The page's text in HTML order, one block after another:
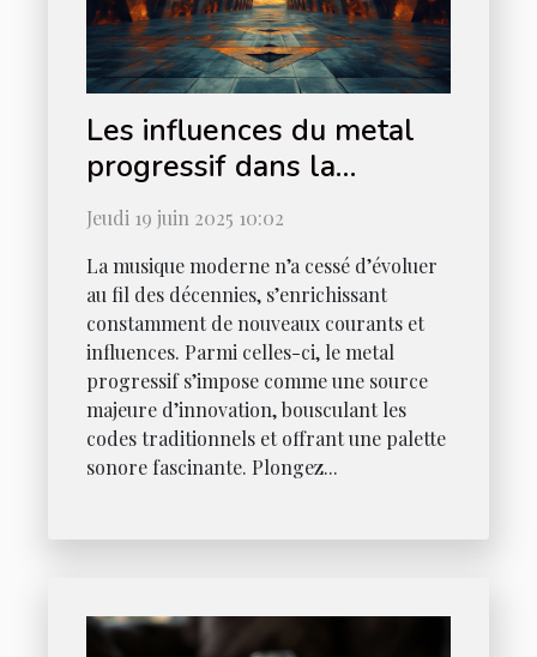
Les influences du metal
progressif dans la
musique moderne
Jeudi 19 juin 2025 10:02
La musique moderne n’a cessé d’évoluer
au fil des décennies, s’enrichissant
constamment de nouveaux courants et
influences. Parmi celles-ci, le metal
progressif s’impose comme une source
majeure d’innovation, bousculant les
codes traditionnels et offrant une palette
sonore fascinante. Plongez...